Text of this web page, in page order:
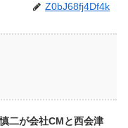
Z0bJ68fj4Df4k
二が会社CMと西会津